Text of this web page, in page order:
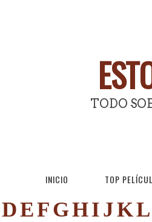
TODO
INICIO TOP
DEFGHIJKL